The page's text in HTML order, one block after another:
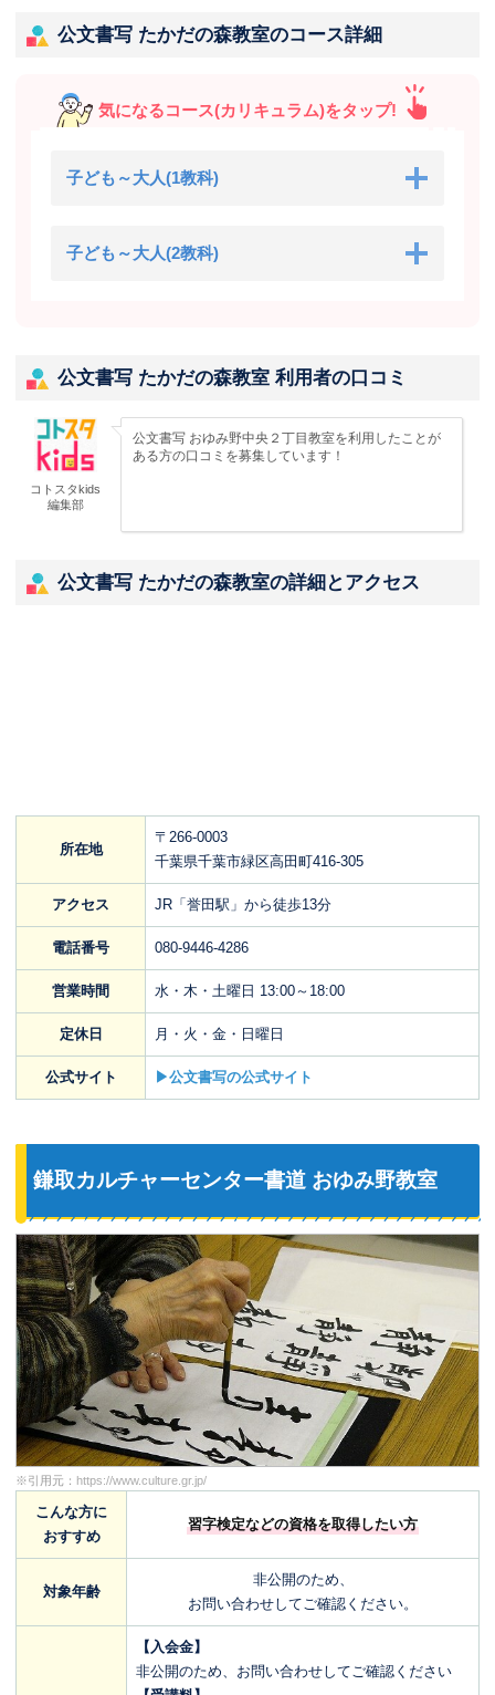
公文書写 たかだの森教室のコース詳細
気になるコース(カリキュラム)をタップ!
子ども～大人(1教科)
子ども～大人(2教科)
公文書写 たかだの森教室 利用者の口コミ
コトスタkids
編集部
公文書写 おゆみ野中央２丁目教室を利用したことが
ある方の口コミを募集しています！
公文書写 たかだの森教室の詳細とアクセス
所在地
〒266-0003
千葉県千葉市緑区高田町416-305
アクセス JR「誉田駅」から徒歩13分
電話番号 080-9446-4286
営業時間 水・木・土曜日 13:00～18:00
定休日 月・火・金・日曜日
公式サイト ▶公文書写の公式サイト
鎌取カルチャーセンター書道 おゆみ野教室
※引用元： https://www.culture.gr.jp/
こんな方に
おすすめ
習字検定などの資格を取得したい方
対象年齢
非公開のため、
お問い合わせしてご確認ください。
【入会金】
非公開のため、お問い合わせしてご確認ください